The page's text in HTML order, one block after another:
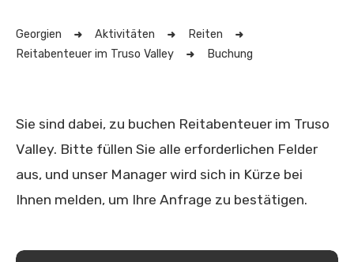
Georgien Aktivitäten
Reiten
Reitabenteuer im Truso Valley
Buchung
Sie sind dabei, zu buchen Reitabenteuer im Truso
Valley. Bitte füllen Sie alle erforderlichen Felder
aus, und unser Manager wird sich in Kürze bei
Ihnen melden, um Ihre Anfrage zu bestätigen.